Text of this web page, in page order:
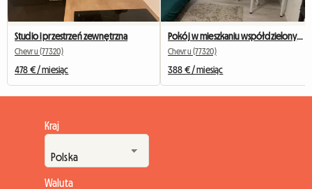
Studio i przestrzeń zewnętrzna
Chevru (77320)
478 € / miesiąc
Pokój w mieszkaniu współdzielonym dla kobiety
Chevru (77320)
388 € / miesiąc
Kraj
Waluta